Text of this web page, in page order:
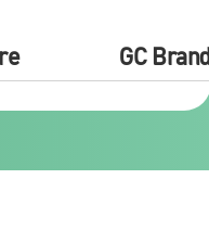
GC Brand